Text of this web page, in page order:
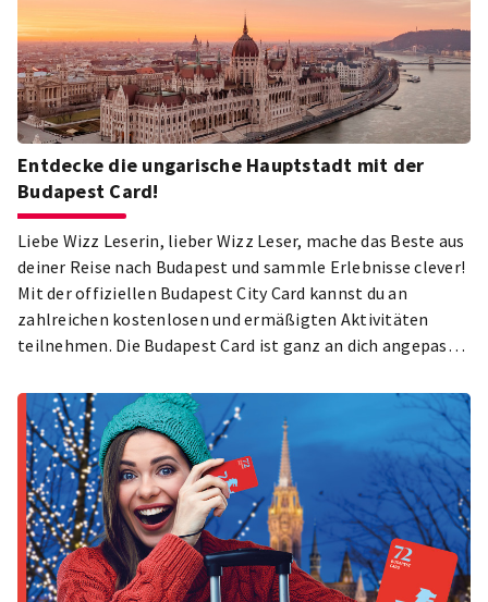
Entdecke die ungarische Hauptstadt mit der
Budapest Card!
Liebe Wizz Leserin, lieber Wizz Leser, mache das Beste aus
deiner Reise nach Budapest und sammle Erlebnisse clever!
Mit der offiziellen Budapest City Card kannst du an
zahlreichen kostenlosen und ermäßigten Aktivitäten
teilnehmen. Die Budapest Card ist ganz an dich angepasst:
Versionen wählen, so bekommst du eine Budapest City
Card, die perfekt für die Dauer deines Besuchs gemessen
ist.